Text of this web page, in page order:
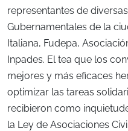
representantes de
Gubernamentales de la
Italiana, Fudepa,
Inpades. El tea que los
mejores y más eficaces
optimizar las tareas
recibieron como
la Ley de Asociaciones